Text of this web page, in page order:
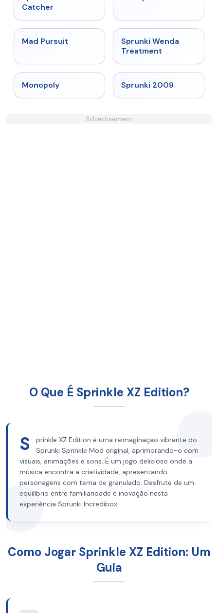
Catcher
Mad Pursuit ★
Sprunki Wenda
Treatment
Monopoly Sprunki 2009
Advertisement
O Que É Sprinkle XZ Edition?
S
prinkle XZ Edition é uma reimaginação vibrante do
Sprunki Sprinkle Mod original, aprimorando-o com
visuais, animações e sons. É um jogo delicioso onde a
música encontra a criatividade, apresentando
personagens com tema de granulado. Desfrute de um
equilíbrio entre familiaridade e inovação nesta
experiência Sprunki Incredibox.
Como Jogar Sprinkle XZ Edition: Um
Guia